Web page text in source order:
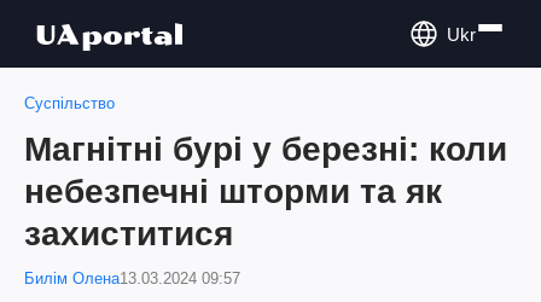
Ukr
Суспільство
Магнітні бурі у березні: коли
небезпечні шторми та як
захиститися
Билім Олена13.03.2024 09:57